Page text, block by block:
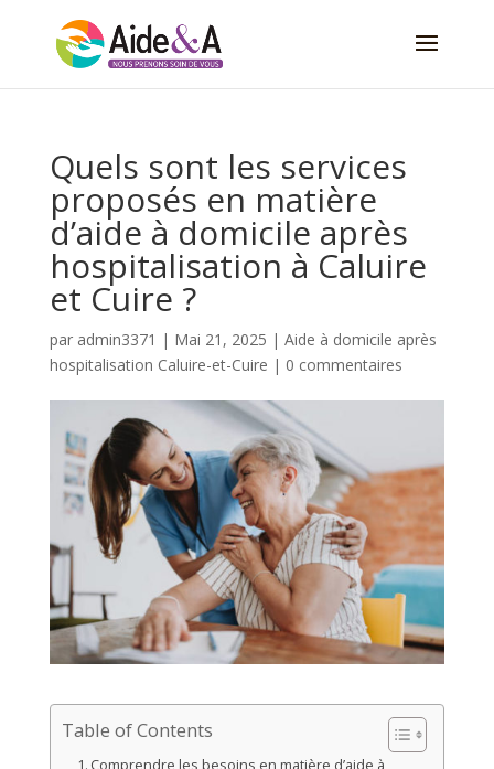
Quels sont les services
proposés en matière
d’aide à domicile après
hospitalisation à Caluire
et Cuire ?
par admin3371 | Mai 21, 2025 | Aide à domicile après
hospitalisation Caluire-et-Cuire | 0 commentaires
Table of Contents
Comprendre les besoins en matière d’aide à